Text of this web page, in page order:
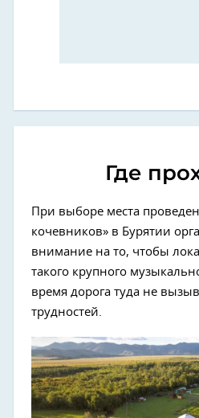
Где
При выборе места
кочевников» в Бурятии
внимание на то, чтобы
такого крупного
время дорога туда не
трудностей.